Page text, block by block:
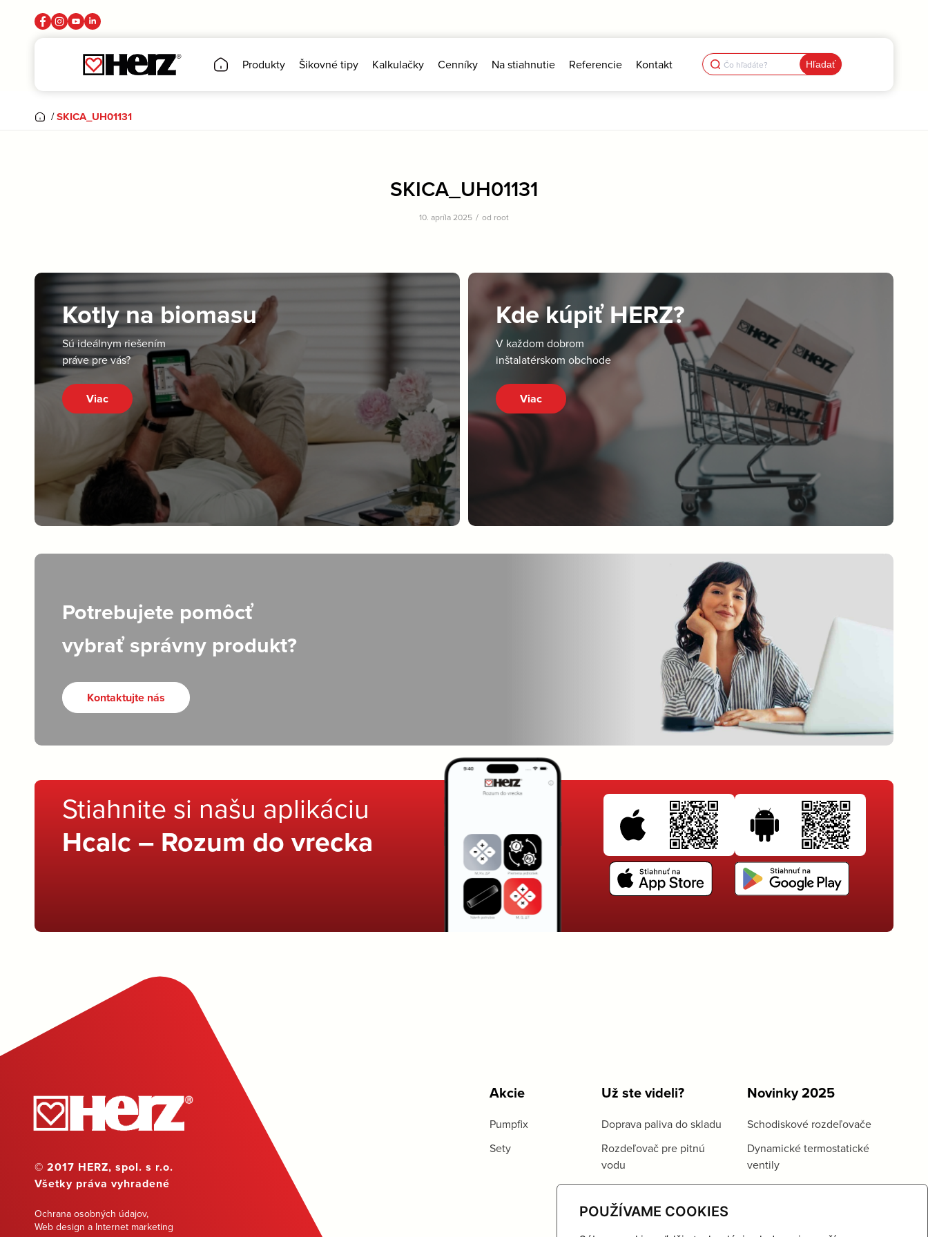
POUŽÍVAME COOKIES
Produkty Šikovné tipy Kalkulačky Cenníky Na stiahnutie Referencie Kontakt Search
for:
/SKICA_UH01131
SKICA_UH01131
10. apríla 2025 / od root
Kotly na biomasu
Sú ideálnym riešením
práve pre vás?
Viac
Kde kúpiť HERZ?
V každom dobrom
inštalatérskom obchode
Viac
Potrebujete pomôcť
vybrať správny produkt?
Kontaktujte nás
Stiahnite si našu aplikáciu
Hcalc – Rozum do vrecka
© 2017 HERZ, spol. s r.o.
Všetky práva vyhradené
Ochrana osobných údajov,
Web design a Internet marketing
Akcie
Pumpfix
Sety
Už ste videli?
Doprava paliva do skladu
Rozdeľovač pre pitnú
vodu
Novinky 2025
Schodiskové rozdeľovače
Dynamické termostatické
ventily